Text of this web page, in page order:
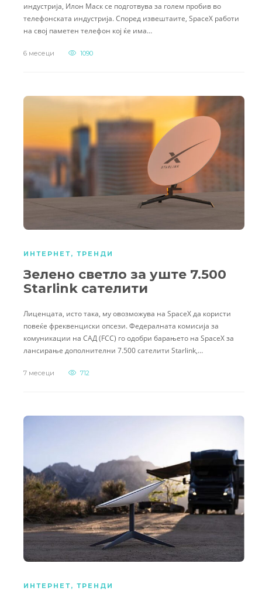
индустрија, Илон Маск се подготвува за голем пробив во
телефонската индустрија. Според извештаите, SpaceX работи
на свој паметен телефон кој ќе има…
6 месеци 1090
ИНТЕРНЕТ, ТРЕНДИ
Зелено светло за уште 7.500
Starlink сателити
Лиценцата, исто така, му овозможува на SpaceX да користи
повеќе фреквенциски опсези. Федералната комисија за
комуникации на САД (FCC) го одобри барањето на SpaceX за
лансирање дополнителни 7.500 сателити Starlink,…
7 месеци 712
ИНТЕРНЕТ, ТРЕНДИ